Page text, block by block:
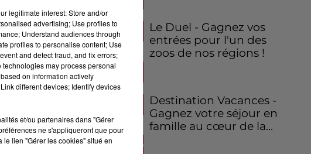
Le Duel - Gagnez vos
entrées pour l'un des
zoos de nos régions !
Destination Vacances -
Gagnez votre séjour en
famille au cœur de la...
legitimate interest: Store and/or
advertising; Use profiles to
Understand audiences through
profiles to personalise content; Use
and detect fraud, and fix errors;
may process personal
on information actively
different devices; Identify devices
et/ou partenaires dans "Gérer
ne s'appliqueront que pour
le lien "Gérer les cookies" situé en